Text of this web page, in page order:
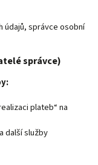
údajů, správce osobní
správce)
plateb“ na
další služby